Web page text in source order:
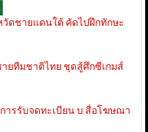
ดชายแดนใต้ คัดไปฝึกทักษะ
ยทีมชาติไทย ชุดสู้ศึกซีเกมส์
การรับจดทะเบียน บ.สื่อโฆษณา